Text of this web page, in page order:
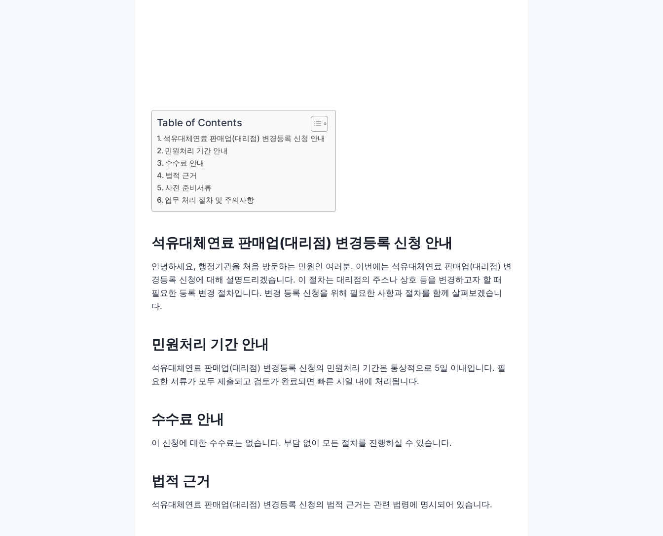
Table of Contents
석유대체연료 판매업(대리점) 변경등록 신청 안내
민원처리 기간 안내
수수료 안내
법적 근거
사전 준비서류
업무 처리 절차 및 주의사항
석유대체연료 판매업(대리점) 변경등록 신청 안내
안녕하세요, 행정기관을 처음 방문하는 민원인 여러분. 이번에는 석유대체연료 판매업(대리점) 변
경등록 신청에 대해 설명드리겠습니다. 이 절차는 대리점의 주소나 상호 등을 변경하고자 할 때
필요한 등록 변경 절차입니다. 변경 등록 신청을 위해 필요한 사항과 절차를 함께 살펴보겠습니
다.
민원처리 기간 안내
석유대체연료 판매업(대리점) 변경등록 신청의 민원처리 기간은 통상적으로 5일 이내입니다. 필
요한 서류가 모두 제출되고 검토가 완료되면 빠른 시일 내에 처리됩니다.
수수료 안내
이 신청에 대한 수수료는 없습니다. 부담 없이 모든 절차를 진행하실 수 있습니다.
법적 근거
석유대체연료 판매업(대리점) 변경등록 신청의 법적 근거는 관련 법령에 명시되어 있습니다.